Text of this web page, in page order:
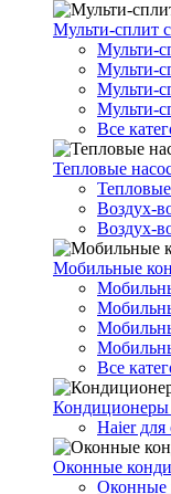
Мульти-сплит
Мульти-
Мульти-
Мульти-
Мульти-
Все
Тепловые
Воздух-
Воздух-
Мобильные
Все
Кондиционеры
Haier для
Оконные
Оконные